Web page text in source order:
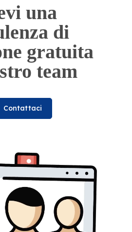
una
di
gratuita
team
Contattaci